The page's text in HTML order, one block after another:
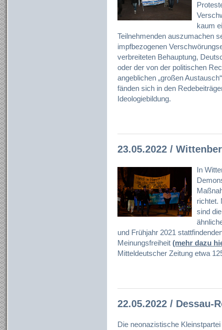
kaum
Teilnehmenden auszumachen
impfbezogenen
verbreiteten Behauptung,
oder der von der politischen
angeblichen „großen
fänden sich in den
Ideologiebildung.
23.05.2022 /
In
richtet.
sind
und Frühjahr 2021
Meinungsfreiheit (mehr dazu
Mitteldeutscher Zeitung etwa
22.05.2022 / Dessau-
Die neonazistische